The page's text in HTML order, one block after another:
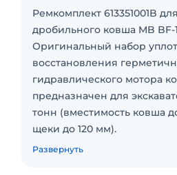
Ремкомплект 613351001B
дробильного ковша MB BF-
Оригинальный набор
восстановления
гидравлического мотора
предназначен для
тонн (вместимость ковша
щеки до 120 мм).
Состав: уплотнения вала
Развернуть